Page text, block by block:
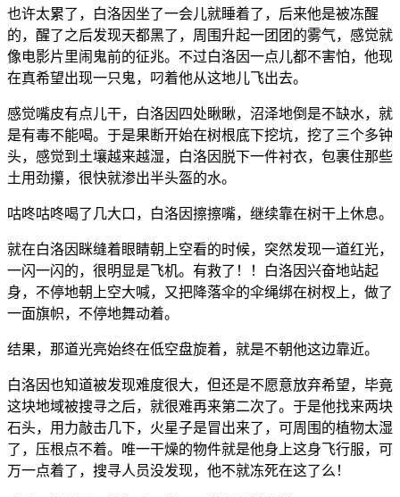
也许太累了，白洛因坐了一会儿就睡着了，后来他是被冻醒
的，醒了之后发现天都黑了，周围升起一团团的雾气，感觉就
像电影片里闹鬼前的征兆。不过白洛因一点儿都不害怕，他现
在真希望出现一只鬼，叼着他从这地儿飞出去。
感觉嘴皮有点儿干，白洛因四处瞅瞅，沼泽地倒是不缺水，就
是有毒不能喝。于是果断开始在树根底下挖坑，挖了三个多钟
头，感觉到土壤越来越湿，白洛因脱下一件衬衣，包裹住那些
土用劲攥，很快就渗出半头盔的水。
咕咚咕咚喝了几大口，白洛因擦擦嘴，继续靠在树干上休息。
就在白洛因眯缝着眼睛朝上空看的时候，突然发现一道红光，
一闪一闪的，很明显是飞机。有救了！！白洛因兴奋地站起
身，不停地朝上空大喊，又把降落伞的伞绳绑在树杈上，做了
一面旗帜，不停地舞动着。
结果，那道光亮始终在低空盘旋着，就是不朝他这边靠近。
白洛因也知道被发现难度很大，但还是不愿意放弃希望，毕竟
这块地域被搜寻之后，就很难再来第二次了。于是他找来两块
石头，用力敲击几下，火星子是冒出来了，可周围的植物太湿
了，压根点不着。唯一干燥的物件就是他身上这身飞行服，可
万一点着了，搜寻人员没发现，他不就冻死在这了么！